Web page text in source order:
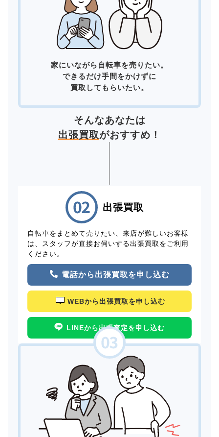
家にいながら自転車を売りたい。
できるだけ手間をかけずに
買取してもらいたい。
そんなあなたは
出張買取がおすすめ！
出張買取
自転車をまとめて売りたい、来店が難しいお客様
は、スタッフが直接お伺いする出張買取をご利用
ください。
電話から出張買取を申し込む
WEBから出張買取を申し込む
LINEから出張査定を申し込む